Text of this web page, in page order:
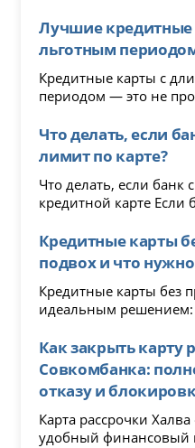
Лучшие
льготным
Кредитные карты с
периодом — это не
Что делать, если
лимит по карте?
Что делать, если банк
кредитной карте Если
Кредитные карты
подвох и что нужно
Кредитные карты без
идеальным решением:
Как закрыть карту
Совкомбанка:
отказу и
Карта рассрочки
удобный финансовый